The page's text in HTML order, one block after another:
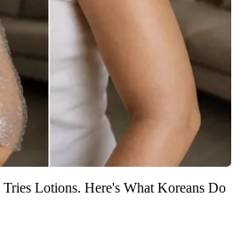
Lotions. Here's What Koreans Do